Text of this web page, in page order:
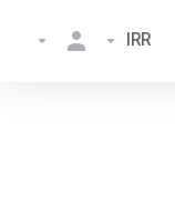
IRR